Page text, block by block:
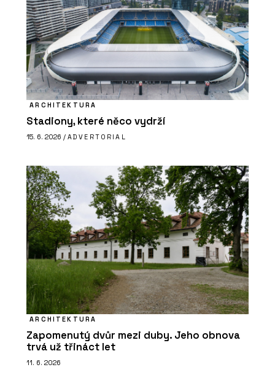
ARCHITEKTURA
Stadiony, které něco vydrží
15. 6. 2026 / ADVERTORIAL
ARCHITEKTURA
Zapomenutý dvůr mezi duby. Jeho obnova
trvá už třináct let
11. 6. 2026